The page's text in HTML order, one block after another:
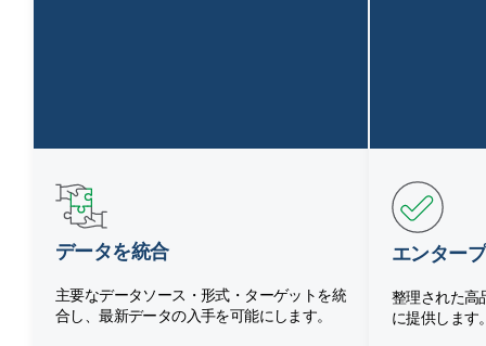
データを統合
主要なデータソース・形式・ターゲットを統
合し、最新データの入手を可能にします。
エンター
整理された高
に提供します